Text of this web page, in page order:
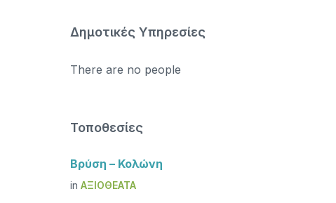
Δημοτικές Υπηρεσίες
There are no people
Τοποθεσίες
Βρύση – Κολώνη
inΑΞΙΟΘΈΑΤΑ